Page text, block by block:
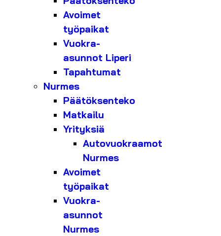
Avoimet
työpaikat
Vuokra-
asunnot Liperi
Tapahtumat
Nurmes
Päätöksenteko
Matkailu
Yrityksiä
Autovuokraamot
Nurmes
Avoimet
työpaikat
Vuokra-
asunnot
Nurmes